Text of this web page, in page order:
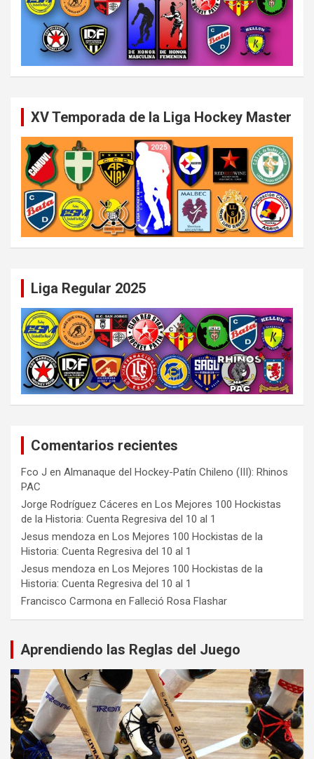
XV Temporada de la Liga Hockey Master
Liga Regular 2025
Comentarios recientes
Fco J en Almanaque del Hockey-Patín Chileno (III): Rhinos
PAC
Jorge Rodríguez Cáceres en Los Mejores 100 Hockistas
de la Historia: Cuenta Regresiva del 10 al 1
Jesus mendoza en Los Mejores 100 Hockistas de la
Historia: Cuenta Regresiva del 10 al 1
Jesus mendoza en Los Mejores 100 Hockistas de la
Historia: Cuenta Regresiva del 10 al 1
Francisco Carmona en Falleció Rosa Flashar
Aprendiendo las Reglas del Juego